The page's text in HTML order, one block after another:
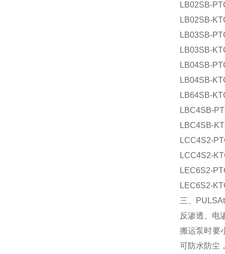
LB02SB-
LB02SB-
LB03SB-
LB03SB-
LB04SB-
LB04SB-
LB64SB-
LBC4SB-
LBC4SB-
LCC4S2-
LCC4S2-
LEC6S2-
LEC6S2-
三、
反渗透、电
搬运泵时要
可防水防尘